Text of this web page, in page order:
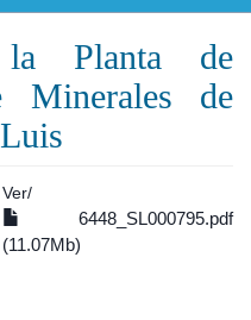
la Planta de
Minerales de
Ver/
6448_SL000795.pdf
(11.07Mb)